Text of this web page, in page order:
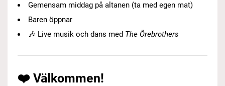
Gemensam middag på altanen (ta med egen mat)
Baren öppnar
🎶 Live musik och dans med The Örebrothers
❤️ Välkommen!